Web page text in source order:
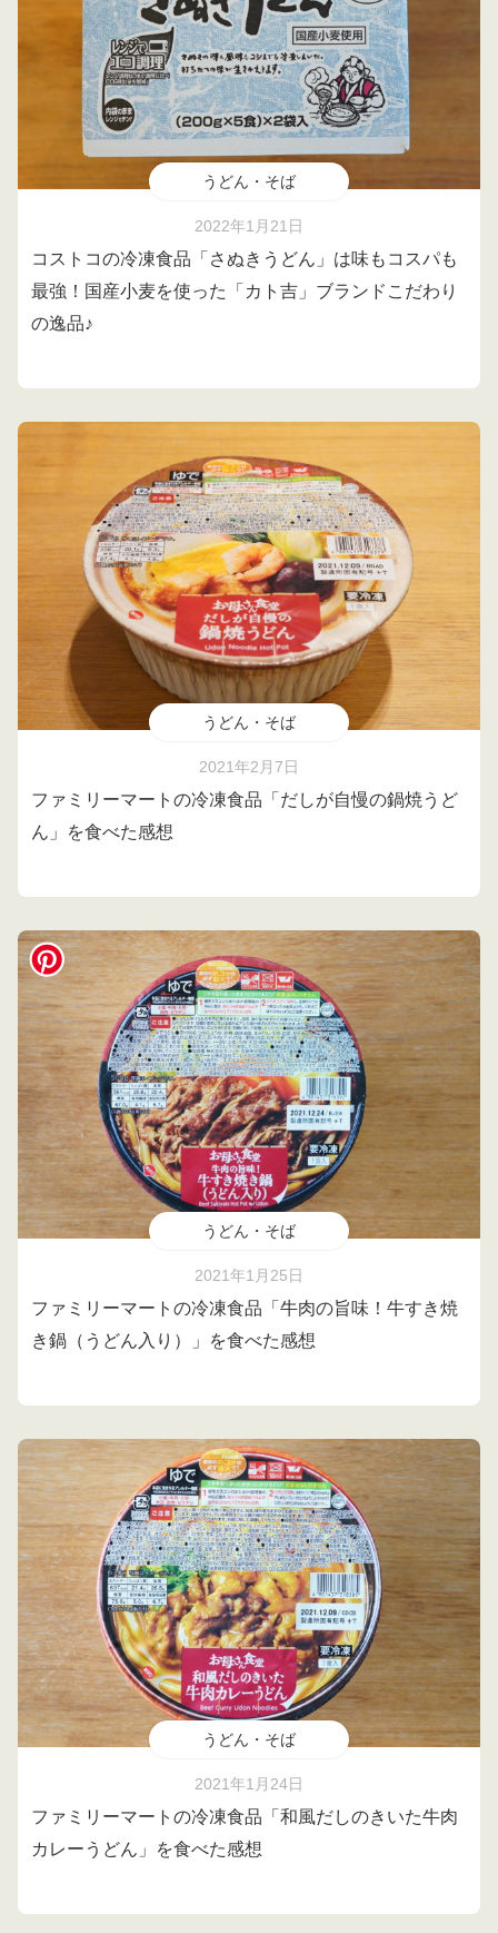
うどん・そば
2022年1月21日
コストコの冷凍食品「さぬきうどん」は味もコスパも
最強！国産小麦を使った「カト吉」ブランドこだわり
の逸品♪
うどん・そば
2021年2月7日
ファミリーマートの冷凍食品「だしが自慢の鍋焼うど
ん」を食べた感想
うどん・そば
2021年1月25日
ファミリーマートの冷凍食品「牛肉の旨味！牛すき焼
き鍋（うどん入り）」を食べた感想
うどん・そば
2021年1月24日
ファミリーマートの冷凍食品「和風だしのきいた牛肉
カレーうどん」を食べた感想